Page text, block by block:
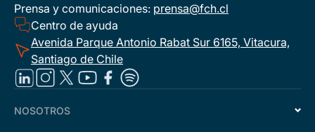
Prensa y comunicaciones: prensa@fch.cl
Centro de ayuda
Avenida Parque Antonio Rabat Sur 6165, Vitacura,
Santiago de Chile
NOSOTROS